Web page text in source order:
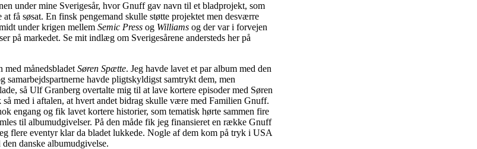
under mine Sverigesår, hvor Gnuff gav navn til et bladprojekt, som
få søsat. En finsk pengemand skulle støtte projektet men desværre
under krigen mellem Semic Pressog Williams og der var i forvejen
på markedet. Se mit indlæg om Sverigesårene andersteds her på
med månedsbladet Søren Spætte. Jeg havde lavet et par album med den
samarbejdspartnerne havde pligtskyldigst samtrykt dem, men
så Ulf Granberg overtalte mig til at lave kortere episoder med Søren
med i aftalen, at hvert andet bidrag skulle være med Familien Gnuff.
engang og fik lavet kortere historier, som tematisk hørte sammen fire
til albumudgivelser. På den måde fik jeg finansieret en række Gnuff
flere eventyr klar da bladet lukkede. Nogle af dem kom på tryk i USA
danske albumudgivelse.